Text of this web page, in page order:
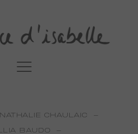
NATHALIE CHAULAIC
BAUDO